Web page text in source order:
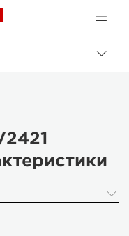
Canon Logo, back to